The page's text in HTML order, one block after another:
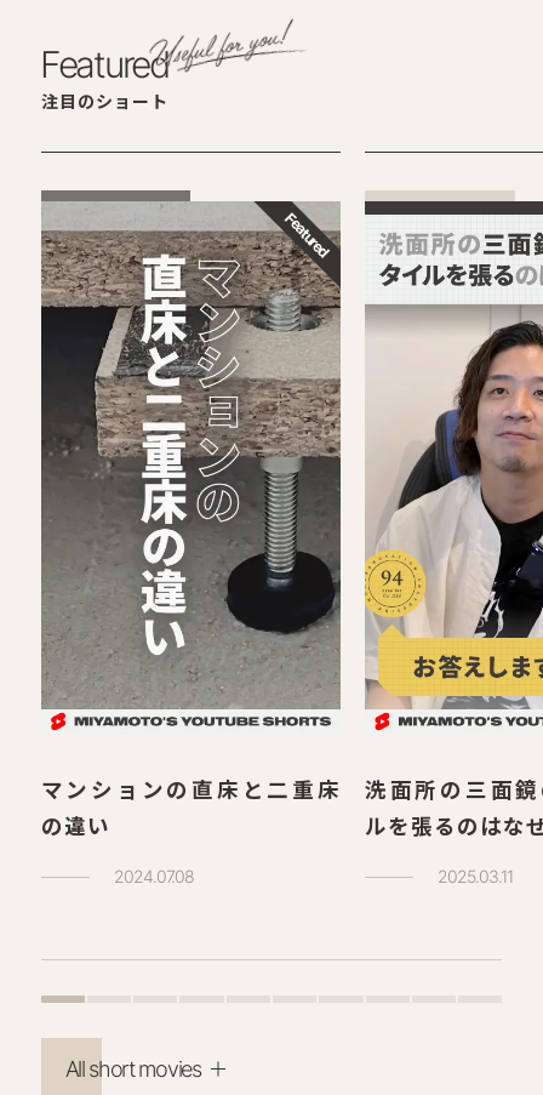
Featured
注目のショート
マンションの直床と二重床
の違い
2024.07.08
洗面所の三面
ルを張るのはな
2025.03.11
All short movies